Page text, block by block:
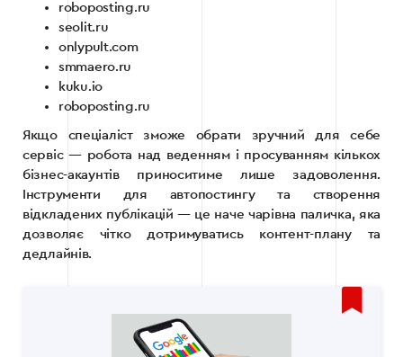
roboposting.ru
seolit.ru
onlypult.com
smmaero.ru
kuku.io
roboposting.ru
Якщо спеціаліст зможе обрати зручний для себе
сервіс — робота над веденням і просуванням кількох
бізнес-акаунтів приноситиме лише задоволення.
Інструменти для автопостингу та створення
відкладених публікацій — це наче чарівна паличка, яка
дозволяє чітко дотримуватись контент-плану та
дедлайнів.